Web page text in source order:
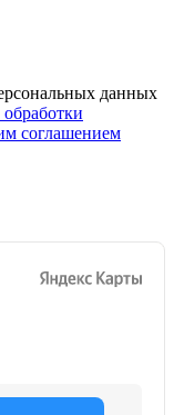
данных
соглашением